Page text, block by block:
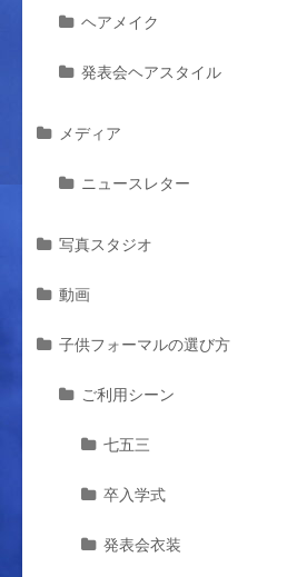
ヘアメイク
発表会ヘアスタイル
メディア
ニュースレター
写真スタジオ
動画
子供フォーマルの選び方
ご利用シーン
七五三
卒入学式
発表会衣装